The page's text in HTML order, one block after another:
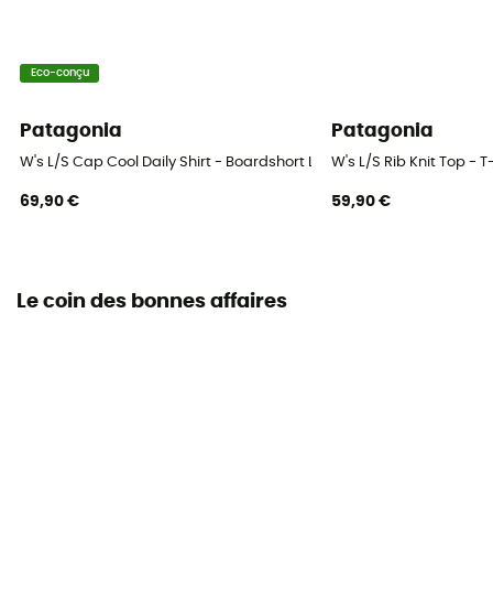
Eco-conçu
Patagonia
W's L/S Cap Cool Daily Shirt - Boardshort Logo - T-shirt femme
69,90 €
Patagonia
W's L/S Rib Knit Top -
59,90 €
Le coin des bonnes affaires